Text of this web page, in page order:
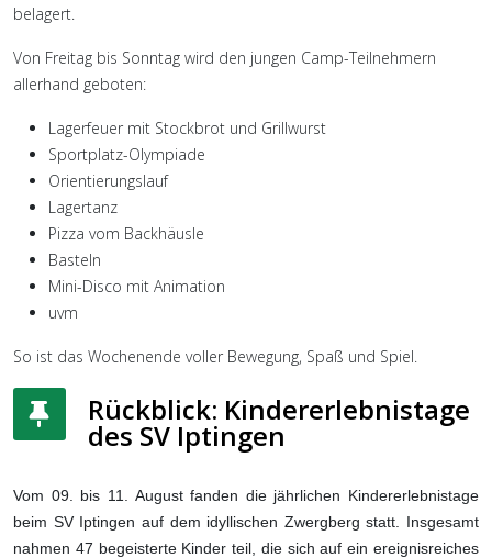
belagert.
Von Freitag bis Sonntag wird den jungen Camp-Teilnehmern
allerhand geboten:
Lagerfeuer mit Stockbrot und Grillwurst
Sportplatz-Olympiade
Orientierungslauf
Lagertanz
Pizza vom Backhäusle
Basteln
Mini-Disco mit Animation
uvm
So ist das Wochenende voller Bewegung, Spaß und Spiel.
Rückblick: Kindererlebnistage
des SV Iptingen
Vom 09. bis 11. August fanden die jährlichen Kindererlebnistage
beim SV Iptingen auf dem idyllischen Zwergberg statt. Insgesamt
nahmen 47 begeisterte Kinder teil, die sich auf ein ereignisreiches